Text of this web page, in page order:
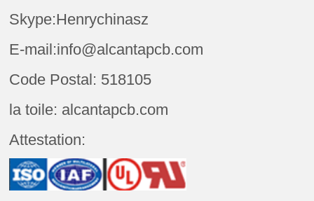
Skype:Henrychinasz
E-mail:info@alcantapcb.com
Code Postal: 518105
la toile: alcantapcb.com
Attestation: